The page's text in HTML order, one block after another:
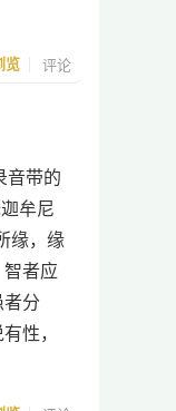
览 评论
音带的
牟尼
缘，缘
者应
分
性，